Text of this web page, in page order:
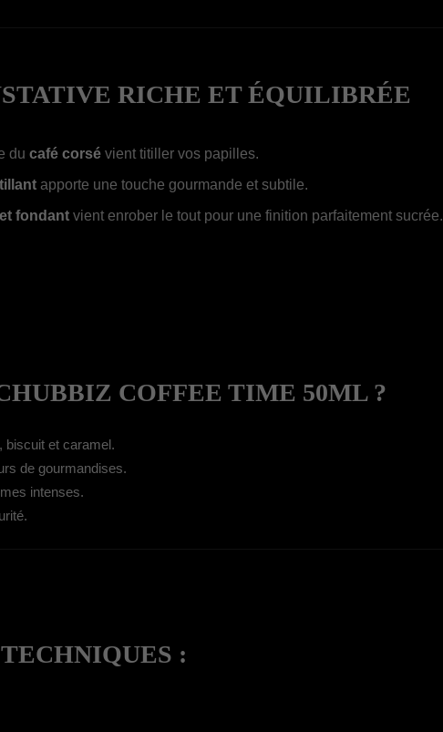
RICHE ET ÉQUILIBRÉE
ducafé corsé vient titiller vos papilles.
apporte une touche gourmande et subtile.
fondant vient enrober le tout pour une finition parfaitement sucrée.
COFFEE TIME 50ML ?
biscuit et caramel.
de gourmandises.
intenses.
: